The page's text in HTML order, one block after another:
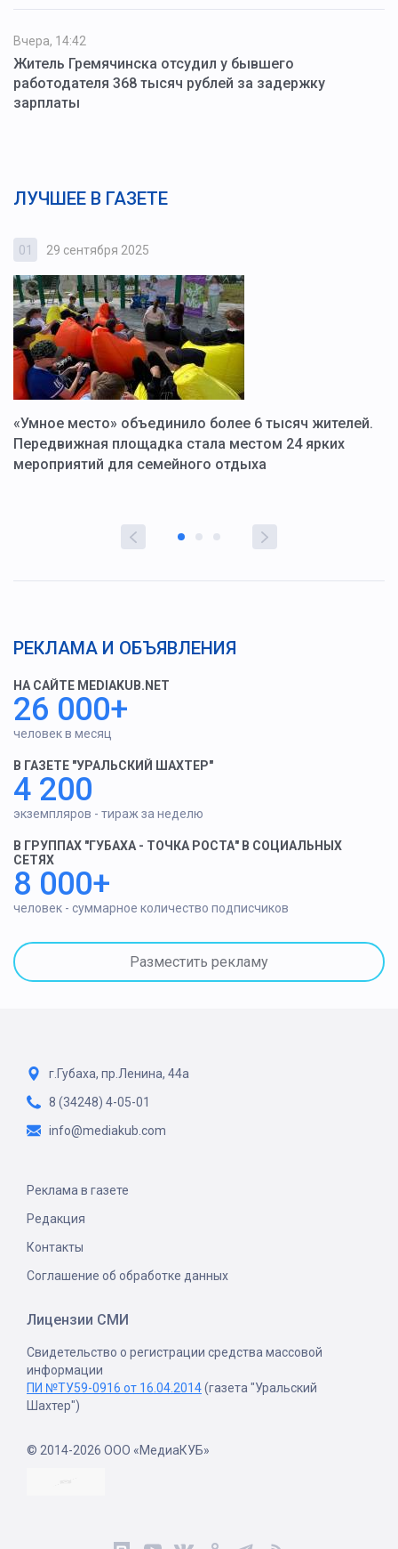
Вчера, 14:42
Житель Гремячинска отсудил у бывшего
работодателя 368 тысяч рублей за задержку
зарплаты
ЛУЧШЕЕ В ГАЗЕТЕ
01 29 сентября 2025
«Умное место» объединило более 6 тысяч жителей.
Передвижная площадка стала местом 24 ярких
мероприятий для семейного отдыха
РЕКЛАМА И ОБЪЯВЛЕНИЯ
НА САЙТЕ MEDIAKUB.NET
26 000+
человек в месяц
В ГАЗЕТЕ "УРАЛЬСКИЙ ШАХТЕР"
4 200
экземпляров - тираж за неделю
В ГРУППАХ "ГУБАХА - ТОЧКА РОСТА" В СОЦИАЛЬНЫХ
СЕТЯХ
8 000+
человек - суммарное количество подписчиков
Разместить рекламу
г.Губаха, пр.Ленина, 44а
8 (34248) 4-05-01
info@mediakub.com
Реклама в газете
Редакция
Контакты
Соглашение об обработке данных
Лицензии СМИ
Свидетельство о регистрации средства массовой
информации
ПИ №ТУ59-0916 от 16.04.2014(газета "Уральский
Шахтер")
© 2014-2026 ООО «МедиаКУБ»